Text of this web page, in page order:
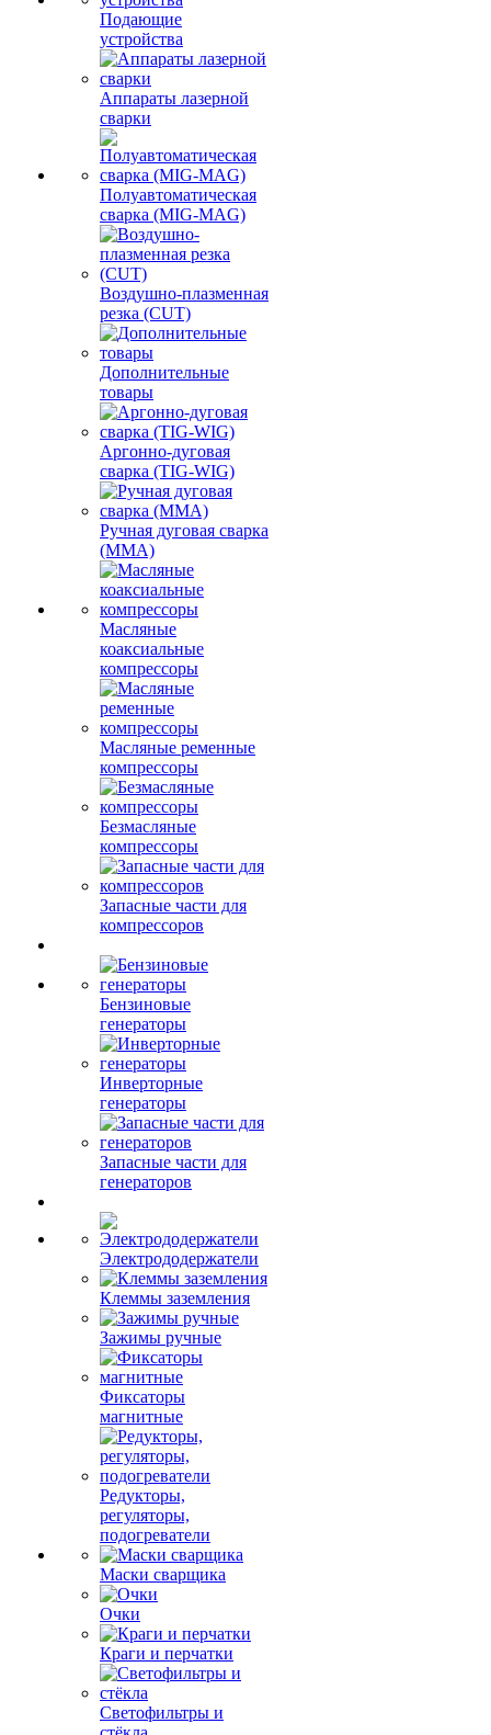
Подающие
устройства
Аппараты лазерной
сварки
Полуавтоматическая
сварка (MIG-MAG)
Воздушно-плазменная
резка (CUT)
Дополнительные
товары
Аргонно-дуговая
сварка (TIG-WIG)
Ручная дуговая сварка
(MMA)
Масляные
коаксиальные
компрессоры
Масляные ременные
компрессоры
Безмасляные
компрессоры
Запасные части для
компрессоров
Бензиновые
генераторы
Инверторные
генераторы
Запасные части для
генераторов
Электрододержатели
Клеммы заземления
Зажимы ручные
Фиксаторы
магнитные
Редукторы,
регуляторы,
подогреватели
Маски сварщика
Очки
Краги и перчатки
Светофильтры и